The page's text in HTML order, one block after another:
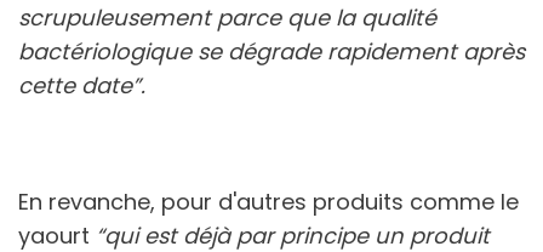
scrupuleusement parce que la qualité
bactériologique se dégrade rapidement après
cette date”.
En revanche, pour d'autres produits comme le
yaourt “qui est déjà par principe un produit